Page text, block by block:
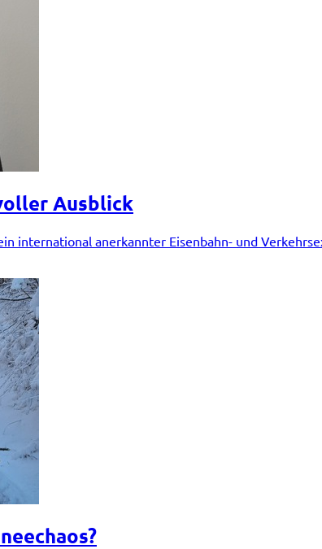
Ausblick
international anerkannter Eisenbahn- und